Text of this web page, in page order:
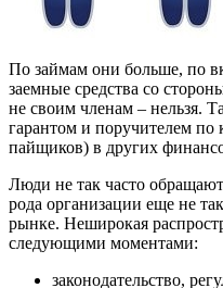
По займам они больше, по
заемные средства со
не своим членам – нельзя.
гарантом и поручителем по
пайщиков) в других
Люди не так часто
рода организации еще не
рынке. Неширокая
следующими моментами:
законодательство,